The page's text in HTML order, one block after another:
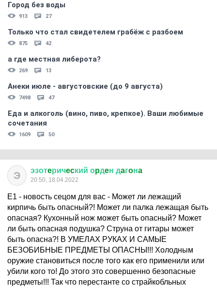
Город без воды
913 27
Только что стал свидетелем грабёж с разбоем
875 42
а где местная либерота?
269 13
Анеки июле - августовские (до 9 августа)
7498 47
Еда и алкоголь (вино, пиво, крепкое). Ваши любимые
сочетания
1609 50
Э эзотeричecкий оpдeн дaгoнa
20:50, 18.04.2022
Е1 - новость сецом для вас - Может ли лежащий
кирпичь быть опасный?! Может ли палка лежащая быть
опасная? Кухонный нож может быть опасный? Может
ли быть опасная подушка? Струна от гитары может
быть опасна?! В УМЕЛАХ РУКАХ И САМЫЕ
БЕЗОБИБНЫЕ ПРЕДМЕТЫ ОПАСНЫ!!! Холодным
оружие становиться после того как его применили или
убили кого то! До этого это совершенно безопасные
предметы!!! Так что перестанте со страйкобльных